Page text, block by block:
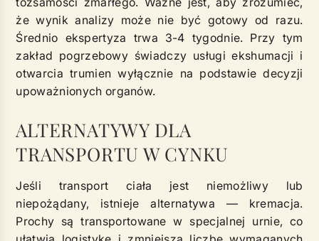
że wynik analizy może nie być gotowy od razu.
Średnio ekspertyza trwa 3-4 tygodnie. Przy tym
zakład pogrzebowy świadczy usługi ekshumacji i
otwarcia trumien wyłącznie na podstawie decyzji
upoważnionych organów.
ALTERNATYWY DLA
TRANSPORTU W CYNKU
Jeśli transport ciała jest niemożliwy lub
niepożądany, istnieje alternatywa — kremacja.
Prochy są transportowane w specjalnej urnie, co